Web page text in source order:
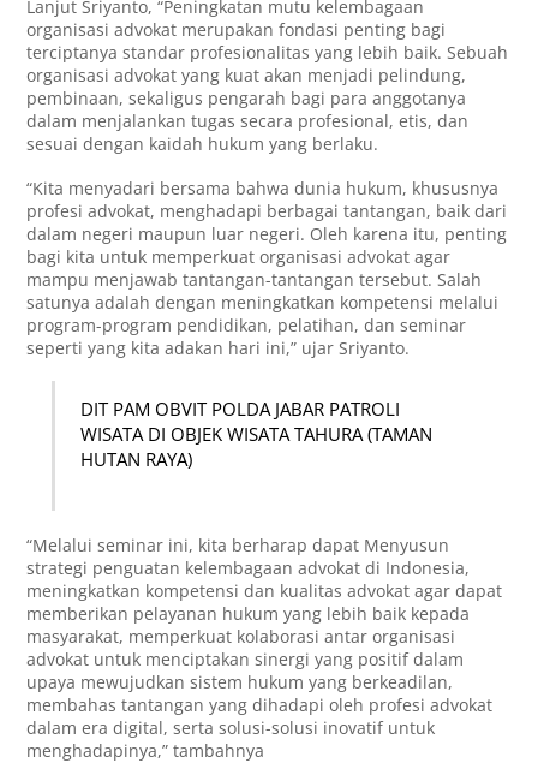
Lanjut Sriyanto, “Peningkatan mutu kelembagaan
organisasi advokat merupakan fondasi penting bagi
terciptanya standar profesionalitas yang lebih baik. Sebuah
organisasi advokat yang kuat akan menjadi pelindung,
pembinaan, sekaligus pengarah bagi para anggotanya
dalam menjalankan tugas secara profesional, etis, dan
sesuai dengan kaidah hukum yang berlaku.
“Kita menyadari bersama bahwa dunia hukum, khususnya
profesi advokat, menghadapi berbagai tantangan, baik dari
dalam negeri maupun luar negeri. Oleh karena itu, penting
bagi kita untuk memperkuat organisasi advokat agar
mampu menjawab tantangan-tantangan tersebut. Salah
satunya adalah dengan meningkatkan kompetensi melalui
program-program pendidikan, pelatihan, dan seminar
seperti yang kita adakan hari ini,” ujar Sriyanto.
DIT PAM OBVIT POLDA JABAR PATROLI
WISATA DI OBJEK WISATA TAHURA (TAMAN
HUTAN RAYA)
“Melalui seminar ini, kita berharap dapat Menyusun
strategi penguatan kelembagaan advokat di Indonesia,
meningkatkan kompetensi dan kualitas advokat agar dapat
memberikan pelayanan hukum yang lebih baik kepada
masyarakat, memperkuat kolaborasi antar organisasi
advokat untuk menciptakan sinergi yang positif dalam
upaya mewujudkan sistem hukum yang berkeadilan,
membahas tantangan yang dihadapi oleh profesi advokat
dalam era digital, serta solusi-solusi inovatif untuk
menghadapinya,” tambahnya